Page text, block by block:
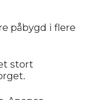
påbygd i flere
stort